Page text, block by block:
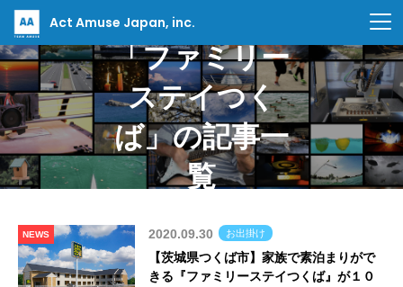
Act Amuse Japan, inc.
「ファミリー
ステイつく
ば」の記事一
覧
NEWS 2020.09.30 お出掛け
【茨城県つくば市】家族で素泊まりがで
きる『ファミリーステイつくば』が１０